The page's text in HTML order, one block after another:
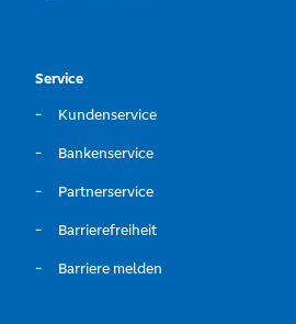
Service
Kundenservice
Bankenservice
Partnerservice
Barrierefreiheit
Barriere melden